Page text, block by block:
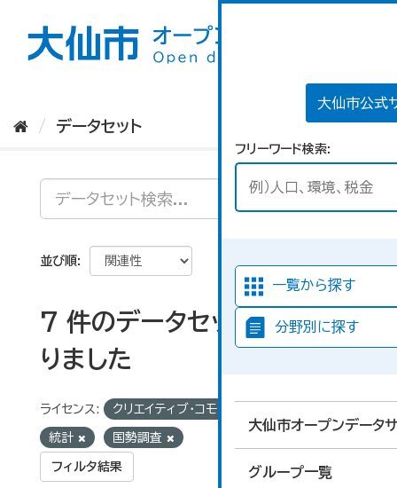
大仙市公式
フリーワード検索
一覧から探す
分野別に探す
大仙市オープンデータ
グループ一覧
データセット
並び順
7 件のデータセットが見つか
りました
ライセンス: クリエイティブ・コモンズ 表示
統計 国勢調査
フィルタ結果